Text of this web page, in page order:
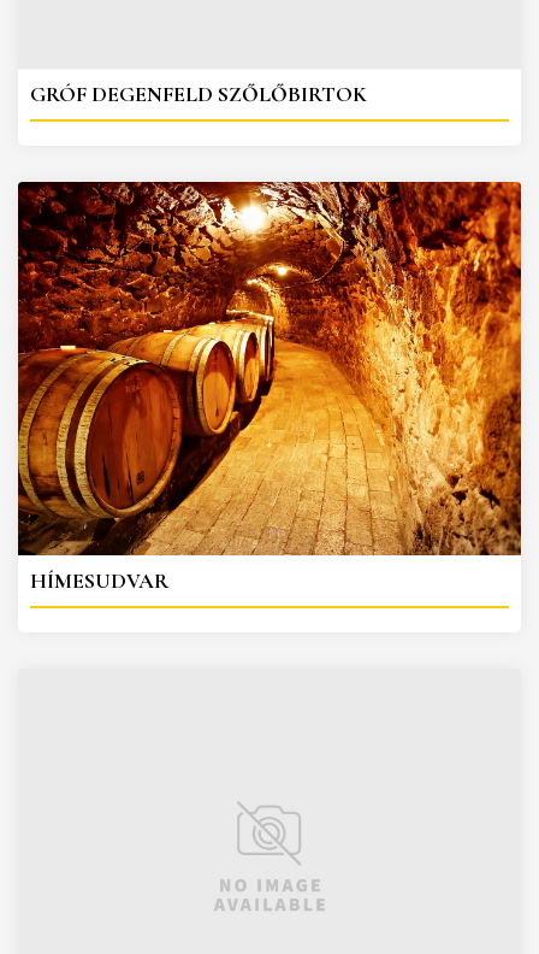
GRÓF DEGENFELD SZŐLŐBIRTOK
HÍMESUDVAR